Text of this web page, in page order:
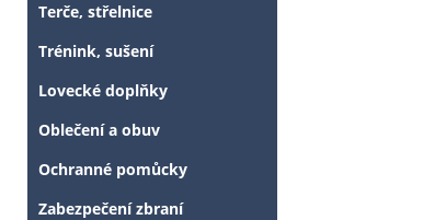
Terče, střelnice
Trénink, sušení
Lovecké doplňky
Oblečení a obuv
Ochranné pomůcky
Zabezpečení zbraní